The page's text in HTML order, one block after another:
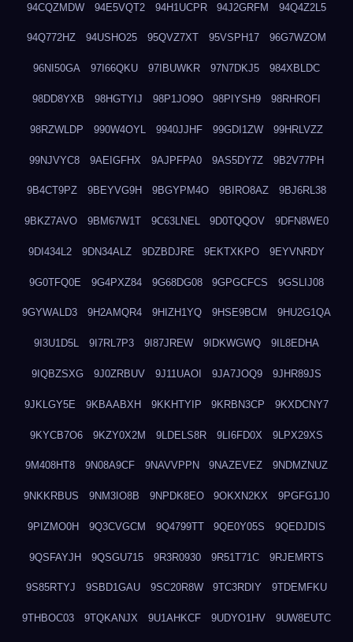
94CQZMDW 94E5VQT2 94H1UCPR 94J2GRFM 94Q4Z2L5
94Q772HZ 94USHO25 95QVZ7XT 95VSPH17 96G7WZOM
96NI50GA 97I66QKU 97IBUWKR 97N7DKJ5 984XBLDC
98DD8YXB 98HGTYIJ 98P1JO9O 98PIYSH9 98RHROFI
98RZWLDP 990W4OYL 9940JJHF 99GDI1ZW 99HRLVZZ
99NJVYC8 9AEIGFHX 9AJPFPA0 9AS5DY7Z 9B2V77PH
9B4CT9PZ 9BEYVG9H 9BGYPM4O 9BIRO8AZ 9BJ6RL38
9BKZ7AVO 9BM67W1T 9C63LNEL 9D0TQQOV 9DFN8WE0
9DI434L2 9DN34ALZ 9DZBDJRE 9EKTXKPO 9EYVNRDY
9G0TFQ0E 9G4PXZ84 9G68DG08 9GPGCFCS 9GSLIJ08
9GYWALD3 9H2AMQR4 9HIZH1YQ 9HSE9BCM 9HU2G1QA
9I3U1D5L 9I7RL7P3 9I87JREW 9IDKWGWQ 9IL8EDHA
9IQBZSXG 9J0ZRBUV 9J11UAOI 9JA7JOQ9 9JHR89JS
9JKLGY5E 9KBAABXH 9KKHTYIP 9KRBN3CP 9KXDCNY7
9KYCB7O6 9KZY0X2M 9LDELS8R 9LI6FD0X 9LPX29XS
9M408HT8 9N08A9CF 9NAVVPPN 9NAZEVEZ 9NDMZNUZ
9NKKRBUS 9NM3IO8B 9NPDK8EO 9OKXN2KX 9PGFG1J0
9PIZMO0H 9Q3CVGCM 9Q4799TT 9QE0Y05S 9QEDJDIS
9QSFAYJH 9QSGU715 9R3R0930 9R51T71C 9RJEMRTS
9S85RTYJ 9SBD1GAU 9SC20R8W 9TC3RDIY 9TDEMFKU
9THBOC03 9TQKANJX 9U1AHKCF 9UDYO1HV 9UW8EUTC